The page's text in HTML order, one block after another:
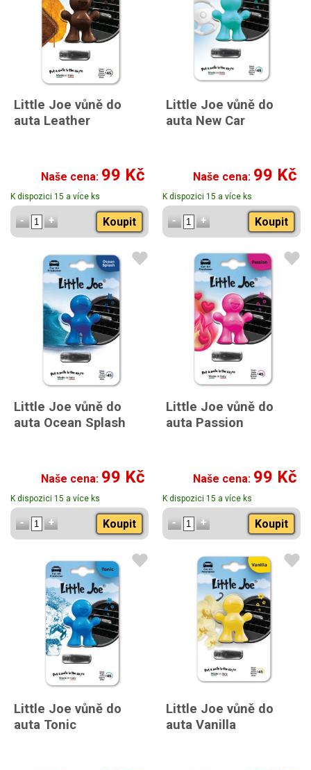
Little Joe vůně do
auta Leather
Naše cena: 99 Kč
K dispozici 15 a více ks
Koupit
Little Joe vůně do
auta New Car
Naše cena: 99 Kč
K dispozici 15 a více ks
Koupit
Little Joe vůně do
auta Ocean Splash
Naše cena: 99 Kč
K dispozici 15 a více ks
Koupit
Little Joe vůně do
auta Passion
Naše cena: 99 Kč
K dispozici 15 a více ks
Koupit
Little Joe vůně do
auta Tonic
Little Joe vůně do
auta Vanilla